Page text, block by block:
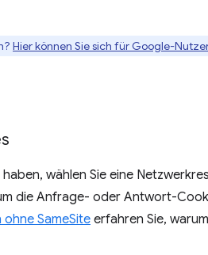
Hier können Sie sich für Google-
wählen Sie eine
die Anfrage- oder Antwort-
SameSiteerfahren Sie,